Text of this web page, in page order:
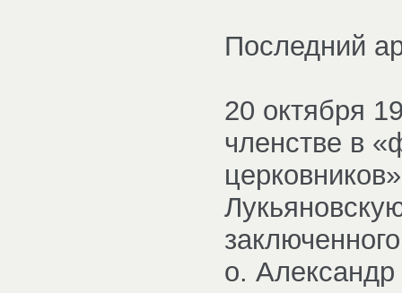
Последний
20 октября
членстве в
о.